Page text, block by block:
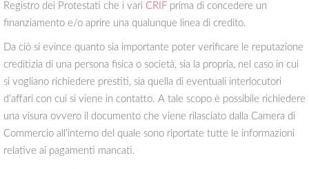
Registro dei Protestati che i vari CRIF prima di concedere un
finanziamento e/o aprire una qualunque linea di credito.
Da ciò si evince quanto sia importante poter verificare le reputazione
creditizia di una persona fisica o società, sia la propria, nel caso in cui
si vogliano richiedere prestiti, sia quella di eventuali interlocutori
d’affari con cui si viene in contatto. A tale scopo è possibile richiedere
una visura ovvero il documento che viene rilasciato dalla Camera di
Commercio all’interno del quale sono riportate tutte le informazioni
relative ai pagamenti mancati.